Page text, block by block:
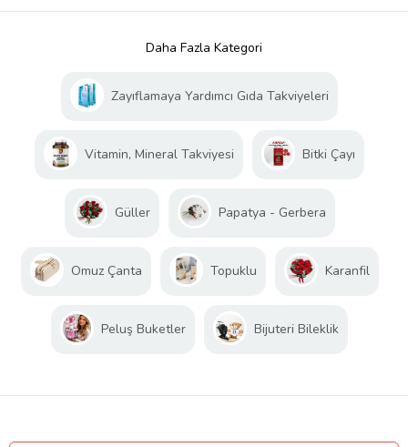
Daha Fazla Kategori
Zayıflamaya Yardımcı Gıda Takviyeleri
Vitamin, Mineral Takviyesi Bitki Çayı
Güller Papatya - Gerbera
Omuz Çanta Topuklu Karanfil
Peluş Buketler Bijuteri Bileklik